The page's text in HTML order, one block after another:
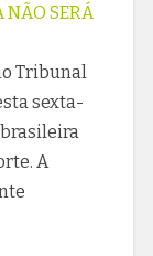
NÃO SERÁ
Tribunal
sexta-
A